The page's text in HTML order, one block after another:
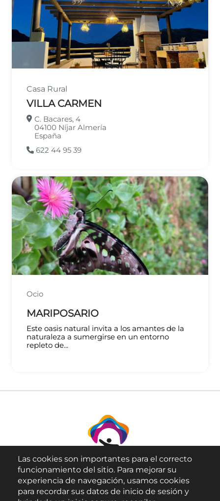
Casa Rural
VILLA CARMEN
C. Bacares, 4
04100 Níjar Almería
España
622 44 95 39
Ocio
MARIPOSARIO
Este oasis natural invita a los amantes de la
naturaleza a sumergirse en un entorno
repleto de...
Las cookies son importantes para el correcto
funcionamiento del sitio. Para mejorar su
experiencia de navegación, usamos cookies
para recordar sus datos de inicio de sesión y